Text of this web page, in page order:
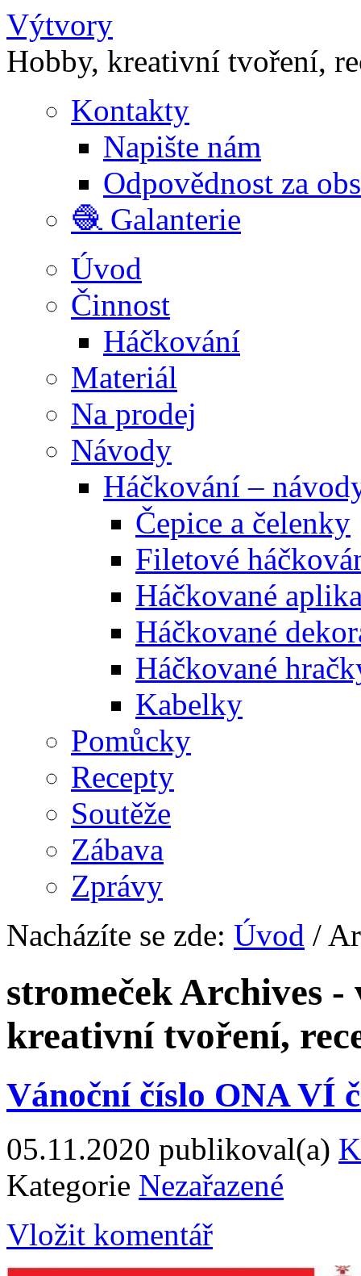
Výtvory
Hobby, kreativní tvoření,
Kontakty
Napište nám
Odpovědnost za
🧶 Galanterie
Úvod
Činnost
Háčkování
Materiál
Na prodej
Návody
Háčkování –
Čepice a čelenky
Filetové
Háčkované
Háčkované
Háčkované
Kabelky
Pomůcky
Recepty
Soutěže
Zábava
Zprávy
Nacházíte se zde: Úvod /
stromeček Archives
kreativní tvoření,
Vánoční číslo ONA VÍ
05.11.2020 publikoval(a)
Kategorie Nezařazené
Vložit komentář